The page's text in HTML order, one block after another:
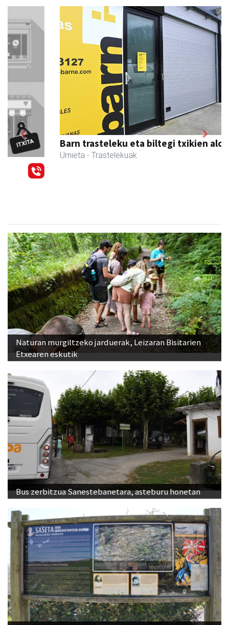
Barn trasteleku eta biltegi txikien alokairua
Urnieta - Trastelekuak
Previous Next
Naturan murgiltzeko jarduerak, Leizaran Bisitarien
Etxearen eskutik
Bus zerbitzua Sanestebanetara, asteburu honetan
Andazarrate: Eusteko kemena